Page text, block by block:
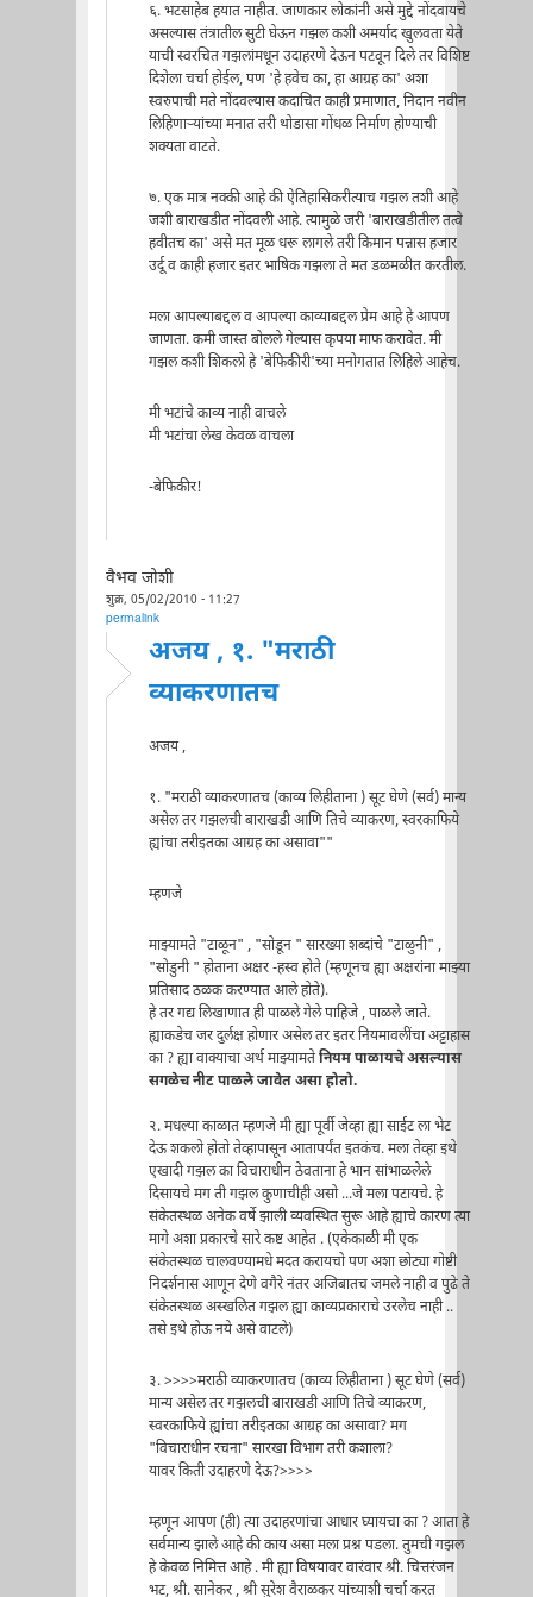
६. भटसाहेब हयात नाहीत. जाणकार लोकांनी असे मुद्दे नोंदवायचे
असल्यास तंत्रातील सुटी घेऊन गझल कशी अमर्याद खुलवता येते
याची स्वरचित गझलांमधून उदाहरणे देऊन पटवून दिले तर विशिष्ट
दिशेला चर्चा होईल, पण 'हे हवेच का, हा आग्रह का' अशा
स्वरुपाची मते नोंदवल्यास कदाचित काही प्रमाणात, निदान नवीन
लिहिणार्‍यांच्या मनात तरी थोडासा गोंधळ निर्माण होण्याची
शक्यता वाटते.
७. एक मात्र नक्की आहे की ऐतिहासिकरीत्याच गझल तशी आहे
जशी बाराखडीत नोंदवली आहे. त्यामुळे जरी 'बाराखडीतील तत्वे
हवीतच का' असे मत मूळ धरू लागले तरी किमान पन्नास हजार
उर्दू व काही हजार इतर भाषिक गझला ते मत डळमळीत करतील.
मला आपल्याबद्दल व आपल्या काव्याबद्दल प्रेम आहे हे आपण
जाणता. कमी जास्त बोलले गेल्यास कृपया माफ करावेत. मी
गझल कशी शिकलो हे 'बेफिकीरी'च्या मनोगतात लिहिले आहेच.
मी भटांचे काव्य नाही वाचले
मी भटांचा लेख केवळ वाचला
-बेफिकीर!
वैभव जोशी
शुक्र, 05/02/2010 - 11:27
permalink
अजय , १. "मराठी
व्याकरणातच
अजय ,
१. "मराठी व्याकरणातच (काव्य लिहीताना ) सूट घेणे (सर्व) मान्य
असेल तर गझलची बाराखडी आणि तिचे व्याकरण, स्वरकाफिये
ह्यांचा तरीइतका आग्रह का असावा""
म्हणजे
माझ्यामते "टाळून" , "सोडून " सारख्या शब्दांचे "टाळुनी" ,
"सोडुनी " होताना अक्षर -हस्व होते (म्हणूनच ह्या अक्षरांना माझ्या
प्रतिसाद ठळक करण्यात आले होते).
हे तर गद्य लिखाणात ही पाळले गेले पाहिजे , पाळले जाते.
ह्याकडेच जर दुर्लक्ष होणार असेल तर इतर नियमावलींचा अट्टाहास
का ? ह्या वाक्याचा अर्थ माझ्यामतेनियम पाळायचे असल्यास
सगळेच नीट पाळले जावेत असा होतो.
२. मधल्या काळात म्हणजे मी ह्या पूर्वी जेव्हा ह्या साईट ला भेट
देऊ शकलो होतो तेव्हापासून आतापर्यंत इतकंच. मला तेव्हा इथे
एखादी गझल का विचाराधीन ठेवताना हे भान सांभाळलेले
दिसायचे मग ती गझल कुणाचीही असो ...जे मला पटायचे. हे
संकेतस्थळ अनेक वर्षे झाली व्यवस्थित सुरू आहे ह्याचे कारण त्या
मागे अशा प्रकारचे सारे कष्ट आहेत . (एकेकाळी मी एक
संकेतस्थळ चालवण्यामधे मदत करायचो पण अशा छोट्या गोष्टी
निदर्शनास आणून देणे वगैरे नंतर अजिबातच जमले नाही व पुढे ते
संकेतस्थळ अस्खलित गझल ह्या काव्यप्रकाराचे उरलेच नाही ..
तसे इथे होऊ नये असे वाटले)
३. >>>>मराठी व्याकरणातच (काव्य लिहीताना ) सूट घेणे (सर्व)
मान्य असेल तर गझलची बाराखडी आणि तिचे व्याकरण,
स्वरकाफिये ह्यांचा तरीइतका आग्रह का असावा? मग
"विचाराधीन रचना" सारखा विभाग तरी कशाला?
यावर किती उदाहरणे देऊ?>>>>
म्हणून आपण (ही) त्या उदाहरणांचा आधार घ्यायचा का ? आता हे
सर्वमान्य झाले आहे की काय असा मला प्रश्न पडला. तुमची गझल
हे केवळ निमित्त आहे . मी ह्या विषयावर वारंवार श्री. चित्तरंजन
भट, श्री. सानेकर , श्री सुरेश वैराळकर यांच्याशी चर्चा करत